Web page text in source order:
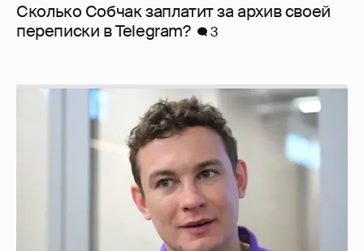
Сколько Собчак заплатит за архив своей
перeписки в Telegram?
3